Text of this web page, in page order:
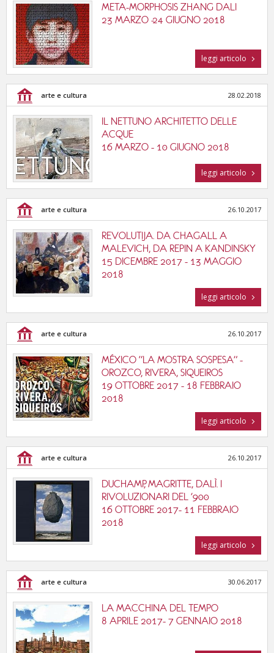
META-MORPHOSIS ZHANG DALI
23 MARZO -24 GIUGNO 2018
leggi articolo
arte e cultura 28.02.2018
IL NETTUNO ARCHITETTO DELLE
ACQUE
16 MARZO - 10 GIUGNO 2018
leggi articolo
arte e cultura 26.10.2017
REVOLUTIJA. DA CHAGALL A
MALEVICH, DA REPIN A KANDINSKY
15 DICEMBRE 2017 - 13 MAGGIO
2018
leggi articolo
arte e cultura 26.10.2017
MÉXICO “LA MOSTRA SOSPESA” -
OROZCO, RIVERA, SIQUEIROS
19 OTTOBRE 2017 - 18 FEBBRAIO
2018
leggi articolo
arte e cultura 26.10.2017
DUCHAMP, MAGRITTE, DALÌ. I
RIVOLUZIONARI DEL '900
16 OTTOBRE 2017- 11 FEBBRAIO
2018
leggi articolo
arte e cultura 30.06.2017
LA MACCHINA DEL TEMPO
8 APRILE 2017- 7 GENNAIO 2018